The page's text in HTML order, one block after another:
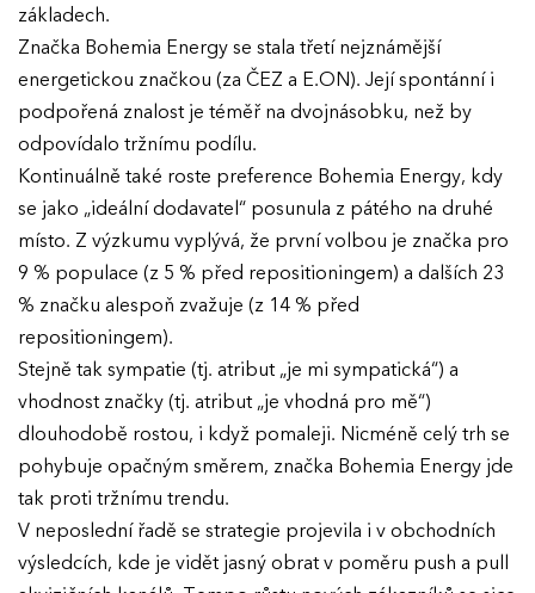
základech.
Značka Bohemia Energy se stala třetí nejznámější
energetickou značkou (za ČEZ a E.ON). Její spontánní i
podpořená znalost je téměř na dvojnásobku, než by
odpovídalo tržnímu podílu.
Kontinuálně také roste preference Bohemia Energy, kdy
se jako „ideální dodavatel“ posunula z pátého na druhé
místo. Z výzkumu vyplývá, že první volbou je značka pro
9 % populace (z 5 % před repositioningem) a dalších 23
% značku alespoň zvažuje (z 14 % před
repositioningem).
Stejně tak sympatie (tj. atribut „je mi sympatická“) a
vhodnost značky (tj. atribut „je vhodná pro mě“)
dlouhodobě rostou, i když pomaleji. Nicméně celý trh se
pohybuje opačným směrem, značka Bohemia Energy jde
tak proti tržnímu trendu.
V neposlední řadě se strategie projevila i v obchodních
výsledcích, kde je vidět jasný obrat v poměru push a pull